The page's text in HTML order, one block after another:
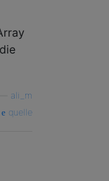
ali_m
quelle